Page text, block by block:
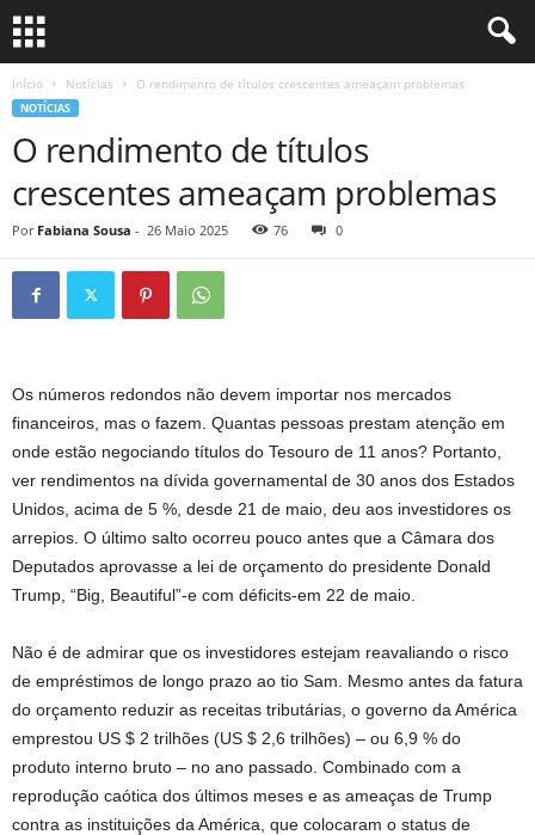
Início Notícias O rendimento de títulos crescentes ameaçam problemas
NOTÍCIAS
O rendimento de títulos
crescentes ameaçam problemas
Por Fabiana Sousa - 26 Maio 2025 76 0
Os números redondos não devem importar nos mercados
financeiros, mas o fazem. Quantas pessoas prestam atenção em
onde estão negociando títulos do Tesouro de 11 anos? Portanto,
ver rendimentos na dívida governamental de 30 anos dos Estados
Unidos, acima de 5 %, desde 21 de maio, deu aos investidores os
arrepios. O último salto ocorreu pouco antes que a Câmara dos
Deputados aprovasse a lei de orçamento do presidente Donald
Trump, “Big, Beautiful”-e com déficits-em 22 de maio.
Não é de admirar que os investidores estejam reavaliando o risco
de empréstimos de longo prazo ao tio Sam. Mesmo antes da fatura
do orçamento reduzir as receitas tributárias, o governo da América
emprestou US $ 2 trilhões (US $ 2,6 trilhões) – ou 6,9 % do
produto interno bruto – no ano passado. Combinado com a
reprodução caótica dos últimos meses e as ameaças de Trump
contra as instituições da América, que colocaram o status de